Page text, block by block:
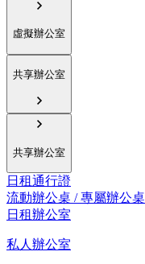
虛擬辦公室
共享辦公室
共享辦公室
日租通行證
流動辦公桌 / 專屬辦公桌
日租辦公室
私人辦公室